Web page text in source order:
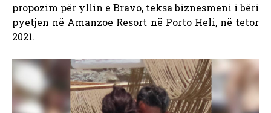
propozim për yllin e Bravo, teksa biznesmeni i bëri
pyetjen në Amanzoe Resort në Porto Heli, në tetor
2021.